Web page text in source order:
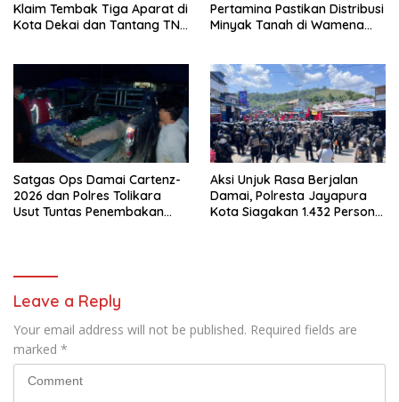
Klaim Tembak Tiga Aparat di
Kota Dekai dan Tantang TNI-
Pertamina Pastikan Distribusi
Minyak Tanah di Wamena
Satgas Ops Damai Cartenz-
2026 dan Polres Tolikara
Usut Tuntas Penembakan
Aksi Unjuk Rasa Berjalan
Damai, Polresta Jayapura
Kota Siagakan 1.432 Personel
Leave a Reply
Your email address will not be published. Required fields are
marked *